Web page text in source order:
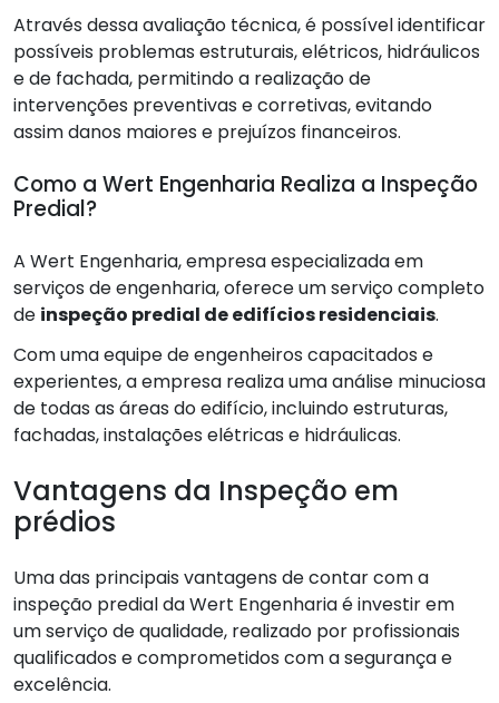
Através dessa avaliação técnica, é possível identificar
possíveis problemas estruturais, elétricos, hidráulicos
e de fachada, permitindo a realização de
intervenções preventivas e corretivas, evitando
assim danos maiores e prejuízos financeiros.
Como a Wert Engenharia Realiza a Inspeção
Predial?
A Wert Engenharia, empresa especializada em
serviços de engenharia, oferece um serviço completo
de inspeção predial de edifícios residenciais.
Com uma equipe de engenheiros capacitados e
experientes, a empresa realiza uma análise minuciosa
de todas as áreas do edifício, incluindo estruturas,
fachadas, instalações elétricas e hidráulicas.
Vantagens da Inspeção em
prédios
Uma das principais vantagens de contar com a
inspeção predial da Wert Engenharia é investir em
um serviço de qualidade, realizado por profissionais
qualificados e comprometidos com a segurança e
excelência.